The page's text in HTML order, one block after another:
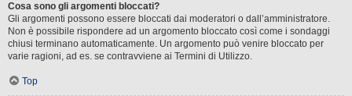
Cosa sono gli argomenti bloccati?
Gli argomenti possono essere bloccati dai moderatori o dall’amministratore.
Non è possibile rispondere ad un argomento bloccato così come i sondaggi
chiusi terminano automaticamente. Un argomento può venire bloccato per
varie ragioni, ad es. se contravviene ai Termini di Utilizzo.
Top